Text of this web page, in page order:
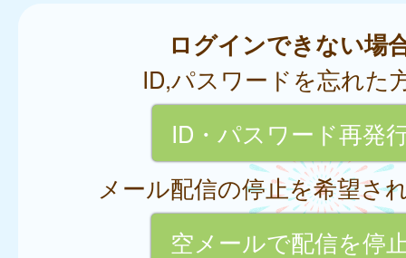
ログインできない場
ID,パスワードを忘れた
ID・パスワード再発
メール配信の停止を希望さ
空メールで配信を停